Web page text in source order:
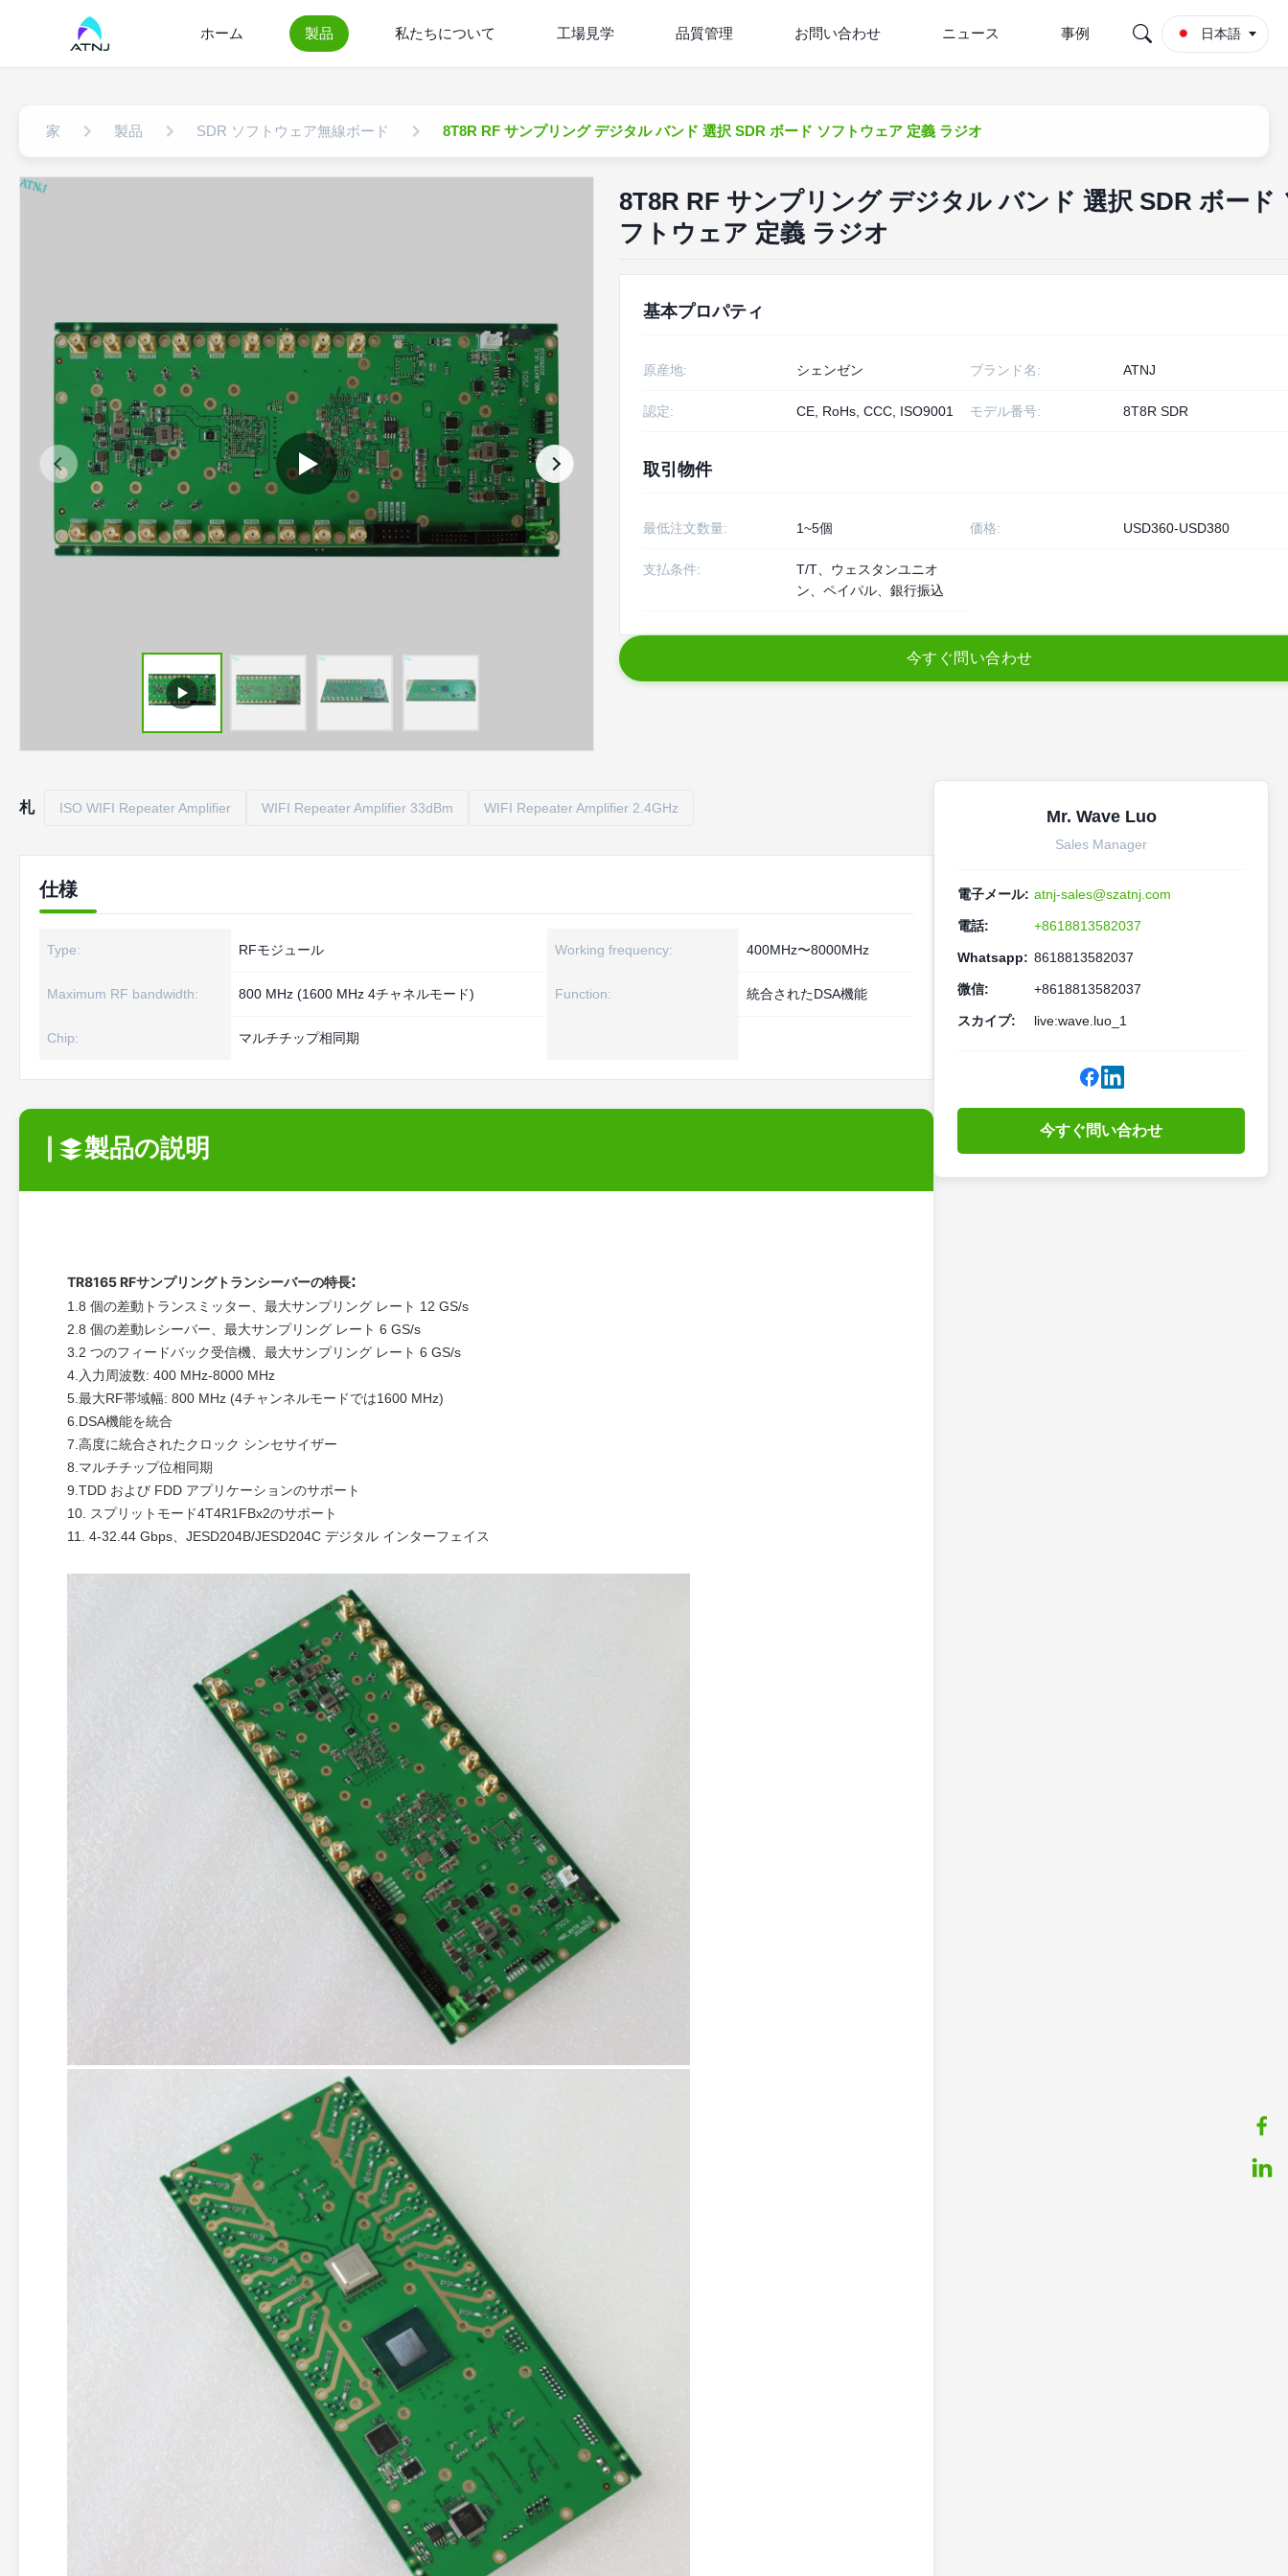
ホーム 製品 私たちについて 工場見学 品質管理 お問い合わせ ニュース 事例 日本語
家 製品 SDR ソフトウェア無線ボード 8T8R RF サンプリング デジタル バンド 選択 SDR ボード ソフトウェア 定義 ラジオ
8T8R RF サンプリング デジタル バンド 選択 SDR ボード
フトウェア 定義 ラジオ
基本プロパティ
原産地: シェンゼン ブランド名: ATNJ
認定: CE, RoHs, CCC, ISO9001 モデル番号: 8T8R SDR
取引物件
最低注文数量: 1~5個 価格: USD360-USD380
支払条件:
T/T、ウェスタンユニオ
ン、ペイパル、銀行振込
今す ぐ問 い合わせ
札 ISO WIFI Repeater Amplifier WIFI Repeater Amplifier 33dBm WIFI Repeater Amplifier 2.4GHz
仕様
Type: RFモジュール Working frequency: 400MHz〜8000MHz
Maximum RF bandwidth: 800 MHz (1600 MHz 4チャネルモード) Function: 統合されたDSA機能
Chip: マルチチップ相同期
製品の説明
TR8165 RFサンプリングトランシーバーの特長:
1. 8 個の差動トランスミッター、最大サンプリング レート 12 GS/s
2. 8 個の差動レシーバー、最大サンプリング レート 6 GS/s
3. 2 つのフィードバック受信機、最大サンプリング レート 6 GS/s
4. 入力周波数: 400 MHz-8000 MHz
5. 最大RF帯域幅: 800 MHz (4チャンネルモードでは1600 MHz)
6. DSA機能を統合
7. 高度に統合されたクロック シンセサイザー
8. マルチチップ位相同期
9. TDD および FDD アプリケーションのサポート
10. スプリットモード4T4R1FBx2のサポート
11. 4-32.44 Gbps、JESD204B/JESD204C デジタル インターフェイス
Mr. Wave Luo
Sales Manager
電子メール: atnj-sales@szatnj.com
電話: +8618813582037
Whatsapp: 8618813582037
微信: +8618813582037
スカイプ: live:wave.luo_1
今すぐ問い合わせ